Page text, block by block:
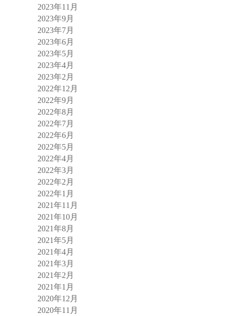
2023年11月
2023年9月
2023年7月
2023年6月
2023年5月
2023年4月
2023年2月
2022年12月
2022年9月
2022年8月
2022年7月
2022年6月
2022年5月
2022年4月
2022年3月
2022年2月
2022年1月
2021年11月
2021年10月
2021年8月
2021年5月
2021年4月
2021年3月
2021年2月
2021年1月
2020年12月
2020年11月